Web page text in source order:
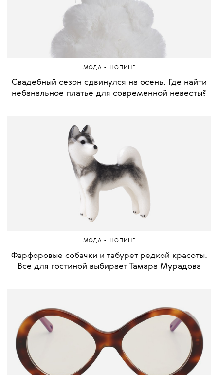
МОДА • ШОПИНГ
Свадебный сезон сдвинулся на осень. Где найти
небанальное платье для современной невесты?
МОДА • ШОПИНГ
Фарфоровые собачки и табурет редкой красоты.
Все для гостиной выбирает Тамара Мурадова